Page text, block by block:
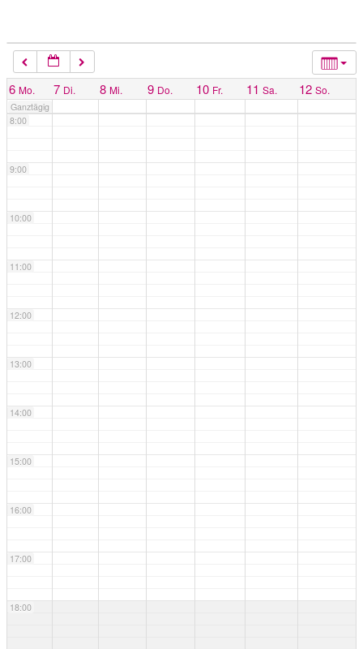
6 Mo. 7 Di. 8 Mi. 9 Do. 10 Fr. 11 Sa. 12 So.
Ganztägig
7:00
8:00
9:00
10:00
11:00
12:00
13:00
14:00
15:00
16:00
17:00
18:00